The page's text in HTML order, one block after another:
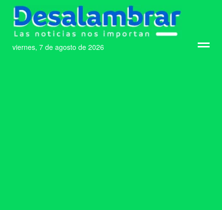
viernes, 7 de agosto de 2026